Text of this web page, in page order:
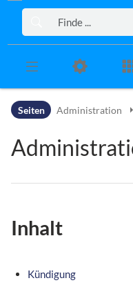
Zur Kopfleiste
Zur Hauptnavigation
Zu den Seitenwerkzeugen
Seiten Administration
Inhalt
Kündigung